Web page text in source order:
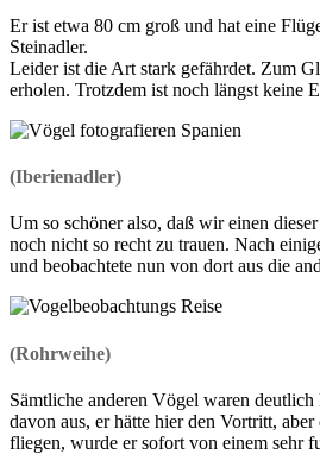
Er ist etwa 80 cm groß und hat eine
Steinadler.
Leider ist die Art stark gefährdet. Zum
erholen. Trotzdem ist noch längst keine
(Iberienadler)
Um so schöner also, daß wir einen
noch nicht so recht zu trauen. Nach
und beobachtete nun von dort aus die
(Rohrweihe)
Sämtliche anderen Vögel waren
davon aus, er hätte hier den Vortritt,
fliegen, wurde er sofort von einem sehr